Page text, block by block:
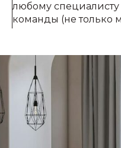
любому специалисту
команды (не только